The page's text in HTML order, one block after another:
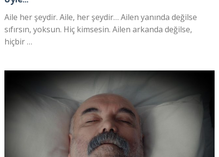
Aile her şeydir. Aile, her şeydir… Ailen yanında değilse
sıfırsın, yoksun. Hiç kimsesin. Ailen arkanda değilse,
hiçbir …